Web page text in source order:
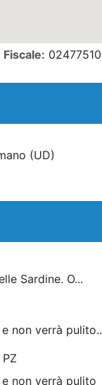
(UD)
Sardine. O...
non verrà
PZ
non verrà pulito